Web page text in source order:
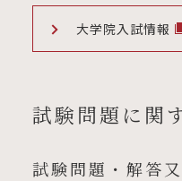
大学院入試情報
試験問題に関
試験問題・解答